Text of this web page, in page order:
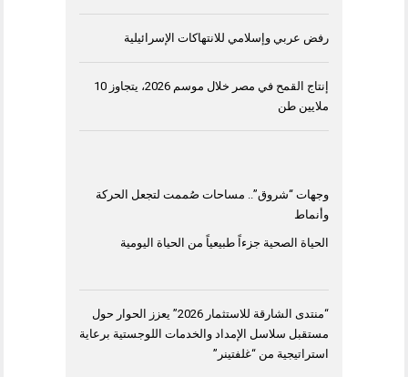
رفض عربي وإسلامي للانتهاكات الإسرائيلية
إنتاج القمح في مصر خلال موسم 2026، يتجاوز 10
ملايين طن
وجهات “شروق”.. مساحات صُممت لتجعل الحركة
وأنماط
الحياة الصحية جزءاً طبيعياً من الحياة اليومية
“منتدى الشارقة للاستثمار 2026” يعزز الحوار حول
مستقبل سلاسل الإمداد والخدمات اللوجستية برعاية
استراتيجية من “غلفتينر”